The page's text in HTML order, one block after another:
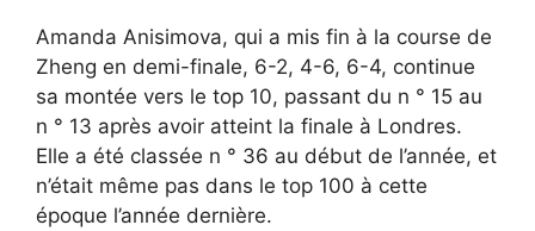
Amanda Anisimova, qui a mis fin à la course de
Zheng en demi-finale, 6-2, 4-6, 6-4, continue
sa montée vers le top 10, passant du n ° 15 au
n ° 13 après avoir atteint la finale à Londres.
Elle a été classée n ° 36 au début de l’année, et
n’était même pas dans le top 100 à cette
époque l’année dernière.